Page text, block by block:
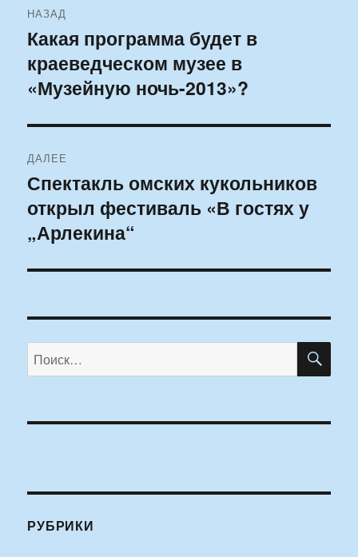
по
записям
НАЗАД
Предыдущая
запись:
Какая программа будет в
краеведческом музее в
«Музейную ночь-2013»?
ДАЛЕЕ
Следующая
запись:
Спектакль омских кукольников
открыл фестиваль «В гостях у
„Арлекина“
Искать:
РУБРИКИ